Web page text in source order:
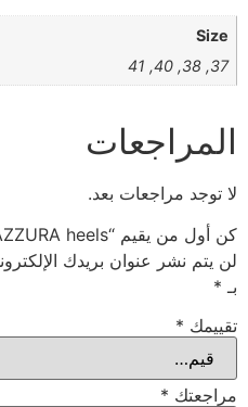
Size
37, 38, 40, 41
المراجعات
لا توجد مراجعات بعد.
كن أول من يقيم “AQUAZZURA heels”
لن يتم نشر عنوان بريدك
بـ *
تقييمك *
مراجعتك *